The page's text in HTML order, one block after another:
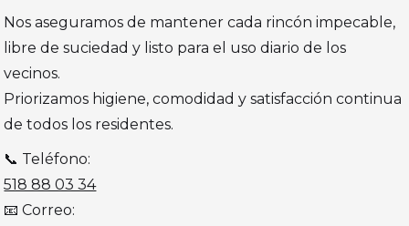
Nos aseguramos de mantener cada rincón impecable,
libre de suciedad y listo para el uso diario de los
vecinos.
Priorizamos higiene, comodidad y satisfacción continua
de todos los residentes.
📞 Teléfono:
518 88 03 34
📧 Correo: